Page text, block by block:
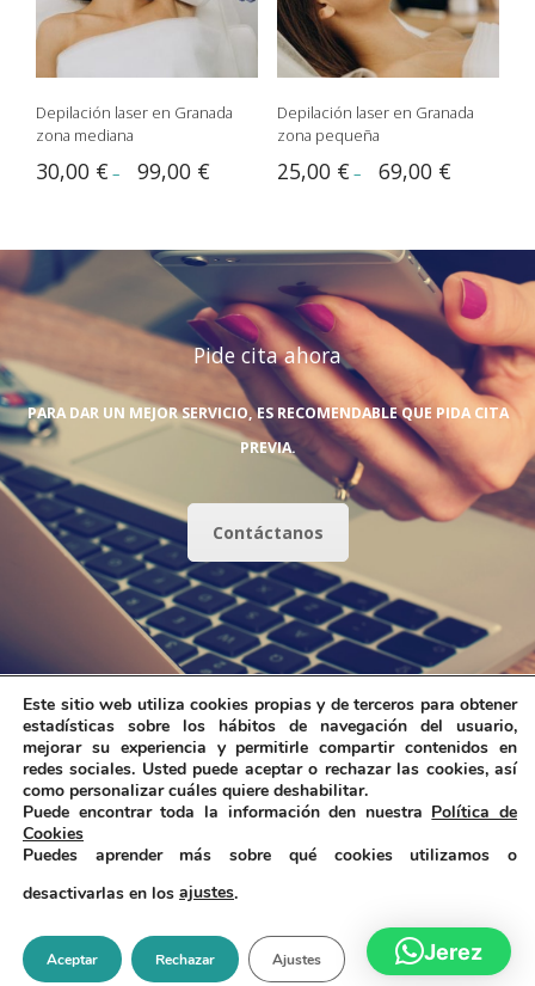
Depilación laser en Granada
zona mediana
30,00 € – 99,00 €
Depilación laser en Granada
zona pequeña
25,00 € – 69,00 €
Pide cita ahora
PARA DAR UN MEJOR SERVICIO, ES RECOMENDABLE QUE PIDA CITA
PREVIA.
Contáctanos
© Clínica Azahares 2025. Todos los derechos reservados.
Política de privacidad
Avisos legales |Política de Cookies|
Este sitio web utiliza cookies propias y de terceros para obtener
estadísticas sobre los hábitos de navegación del usuario,
mejorar su experiencia y permitirle compartir contenidos en
redes sociales. Usted puede aceptar o rechazar las cookies, así
como personalizar cuáles quiere deshabilitar.
Puede encontrar toda la información den nuestra Política de
Cookies
Puedes aprender más sobre qué cookies utilizamos o
desactivarlas en los ajustes.
Aceptar Rechazar Ajustes Jerez